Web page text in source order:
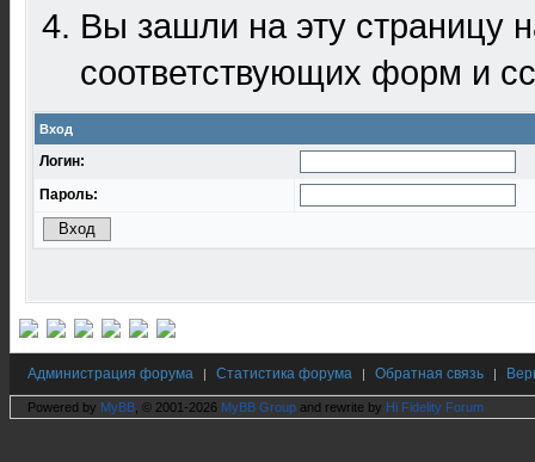
Вы зашли на эту
соответствующих форм и
Вход
Логин:
Пароль:
Администрация форума | Статистика форума | Обратная связь |
Powered by MyBB , © 2001-2026 MyBB Group and rewrite by Hi Fidelity Forum